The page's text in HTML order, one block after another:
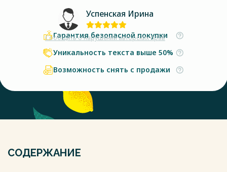
Успенская Ирина
Сообщить о нарушении авторских прав
Гарантия безопасной покупки
Уникальность текста выше 50%
Возможность снять с продажи
СОДЕРЖАНИЕ